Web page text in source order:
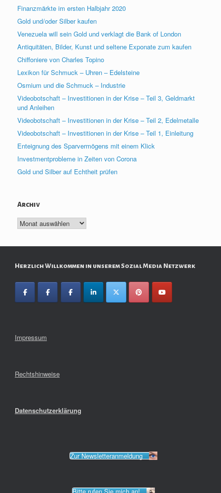
Finanzmärkte im ersten Halbjahr 2020
Gold und/oder Silber kaufen
Venezuela will sein Gold und verklagt die Bank of London
Antiquitäten, Bilder, Kunst und seltene Exponate zum kaufen
Chiffoniere von Charles Topino
Lexikon für Schmuck – Uhren – Edelsteine
Osmium und die Schmuck – Industrie
Videobotschaft – Investitionen in der Krise – Teil 3, Geldmarkt
und Anleihen
Videobotschaft – Investitionen in der Krise – Teil 2, Edelmetalle
Videobotschaft – Investitionen in der Krise – Teil 1, Einleitung
Enteignung des Sparvermögens mit einem Klick
Investmentprobleme in Zeiten von Corona
Gold und Silber auf Echtheit prüfen
Archiv
Archiv
Herzlich Willkommen in unserem Sozial Media Netzwerk
Impressum
Rechtshinweise
Datenschutzerklärung
Zur Newsletteranmeldung